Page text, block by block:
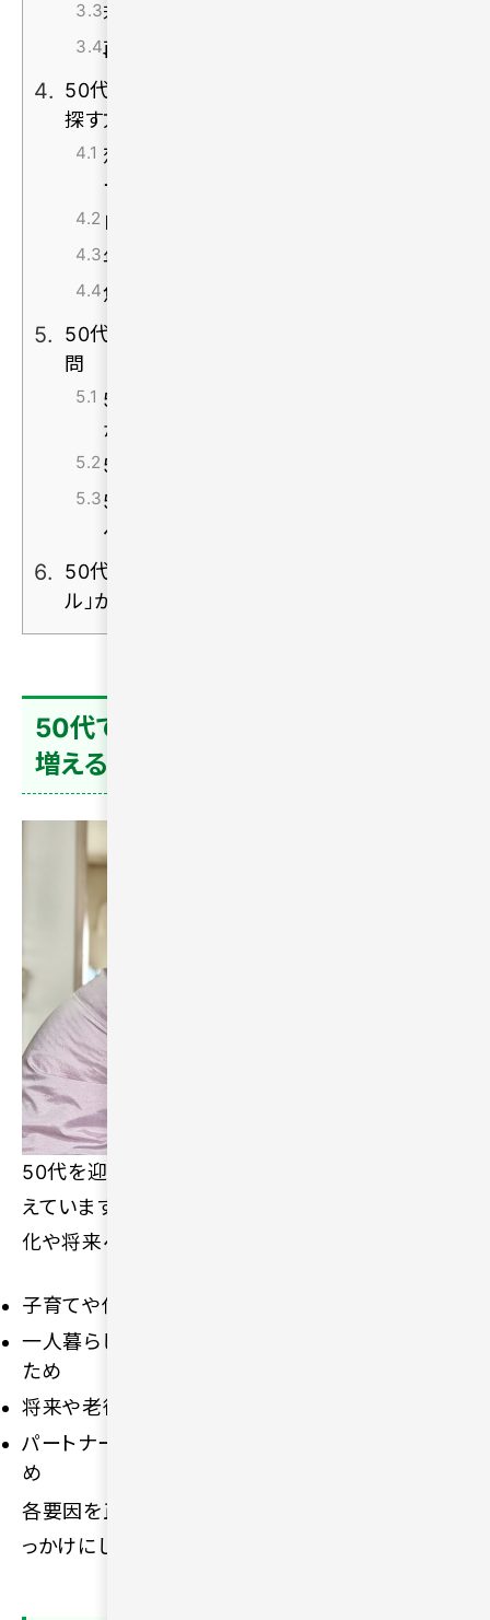
若い頃よりも自然体で恋愛しやすい
再婚やパートナー探しを始める人も多い
50代で一人が寂しい人が安心して出会いを
探す方法
恋愛や再婚に前向きな人と出会えるサ
ービスを利用する
自分の希望条件を整理しておく
年齢より価値観を重視して相手を探す
焦らず信頼関係を築くことを意識する
50代で一人が寂しい人に関するよくある質
問
50代から恋愛を始めるのは遅いです
か？
50代で再婚を目指すのは難しいですか？
50代で出会いを探すなら何から始める
べきですか？
50代で一人が寂しいと感じるなら「ハハロ
ル」がおすすめ
50代で「一人が寂しい」と感じる人が
増える理由
50代を迎えて一人の時間に寂しさを覚える人が増
えています。孤独感を抱く背景には、生活環境の変
化や将来への不安があるためです。
子育てや仕事が落ち着き自分の時間が増えるため
一人暮らしの時間が長くなり孤独を感じやすくなる
ため
将来や老後への不安が大きくなるため
パートナーがいない現実を強く意識しやすくなるた
め
各要因を正しく把握することで、寂しさを和らげるき
っかけにしてください。